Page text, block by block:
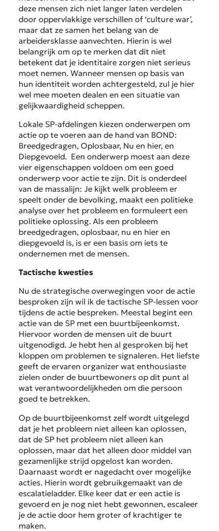
deze mensen zich niet langer laten verdelen
door oppervlakkige verschillen of ‘culture war’,
maar dat ze samen het belang van de
arbeidersklasse aanvechten. Hierin is wel
belangrijk om op te merken dat dit niet
betekent dat je identitaire zorgen niet serieus
moet nemen. Wanneer mensen op basis van
hun identiteit worden achtergesteld, zul je hier
wel mee moeten dealen en een situatie van
gelijkwaardigheid scheppen.
Lokale SP-afdelingen kiezen onderwerpen om
actie op te voeren aan de hand van BOND:
Breedgedragen, Oplosbaar, Nu en hier, en
Diepgevoeld. Een onderwerp moest aan deze
vier eigenschappen voldoen om een goed
onderwerp voor actie te zijn. Dit is onderdeel
van de massalijn: Je kijkt welk probleem er
speelt onder de bevolking, maakt een politieke
analyse over het probleem en formuleert een
politieke oplossing. Als een probleem
breedgedragen, oplosbaar, nu en hier en
diepgevoeld is, is er een basis om iets te
ondernemen met de mensen.
Tactische kwesties
Nu de strategische overwegingen voor de actie
besproken zijn wil ik de tactische SP-lessen voor
tijdens de actie bespreken. Meestal begint een
actie van de SP met een buurtbijeenkomst.
Hiervoor worden de mensen uit de buurt
uitgenodigd. Je hebt hen al gesproken bij het
kloppen om problemen te signaleren. Het liefste
geeft de ervaren organizer wat enthousiaste
zielen onder de buurtbewoners op dit punt al
wat verantwoordelijkheden om die persoon
goed te betrekken.
Op de buurtbijeenkomst zelf wordt uitgelegd
dat je het probleem niet alleen kan oplossen,
dat de SP het probleem niet alleen kan
oplossen, maar dat het alleen door middel van
gezamenlijke strijd opgelost kan worden.
Daarnaast wordt er nagedacht over mogelijke
acties. Hierin wordt gebruikgemaakt van de
escalatieladder. Elke keer dat er een actie is
gevoerd en je nog niet hebt gewonnen, escaleer
je de actie door hem groter of krachtiger te
maken.